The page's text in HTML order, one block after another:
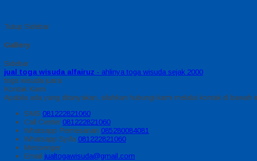
Tutup Sidebar
Gallery
Sidebar
jual toga wisuda alfairuz - ahlinya toga wisuda sejak 2000
toga wisuda juara
Kontak Kami
Apabila ada yang ditanyakan, silahkan hubungi kami melalui kontak di bawah
SMS 081222821060
Call Center 081222821060
Whatsapp Pemesanan 085280084081
Whatsapp Syifa 081222821060
Messenger
Email jualtogawisuda@gmail.com